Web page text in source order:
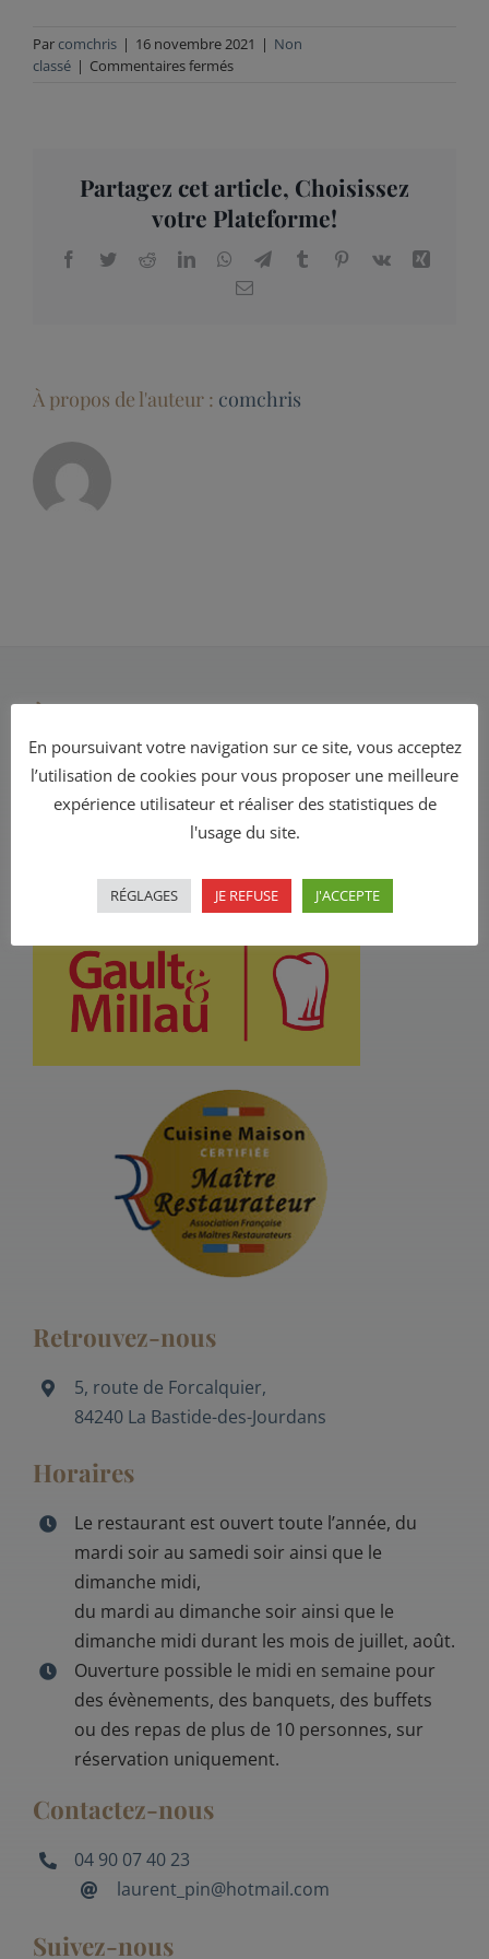
Par comchris | 16 novembre 2021 | Non
classé | Commentaires ferméssur
Partagez cet article, Choisissez
votre Plateforme!
Facebook
TwitterRedditLinkedInWhatsApp
TelegramTumblr Pinterest
Vk
Email
À propos de l'auteur : comchris
À propos de nous
Nous sommes des passionnés de cuisine et nous
voulons vous offrir le meilleur ! Venez déguster des
spécialités régionales, préparées avec des produits
locaux et choisis avec soin.
Ewa et Laurent
Retrouvez-nous
5, route de Forcalquier,
84240 La Bastide-des-Jourdans
Horaires
Le restaurant est ouvert toute l’année, du
mardi soir au samedi soir ainsi que le
dimanche midi,
du mardi au dimanche soir ainsi que le
dimanche midi durant les mois de juillet, août.
Ouverture possible le midi en semaine pour
des évènements, des banquets, des buffets
ou des repas de plus de 10 personnes, sur
réservation uniquement.
Contactez-nous
04 90 07 40 23
laurent_pin@hotmail.com
Suivez-nous
En poursuivant votre navigation sur ce site, vous acceptez
l’utilisation de cookies pour vous proposer une meilleure
expérience utilisateur et réaliser des statistiques de
l'usage du site.
RÉGLAGES JE REFUSE J'ACCEPTE